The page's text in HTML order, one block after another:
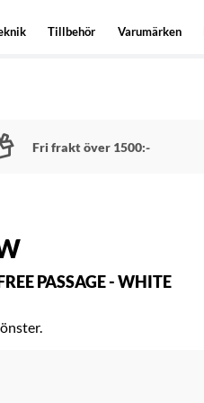
Tillbehör Varumärken
Fri frakt över 1500:-
PASSAGE - WHITE